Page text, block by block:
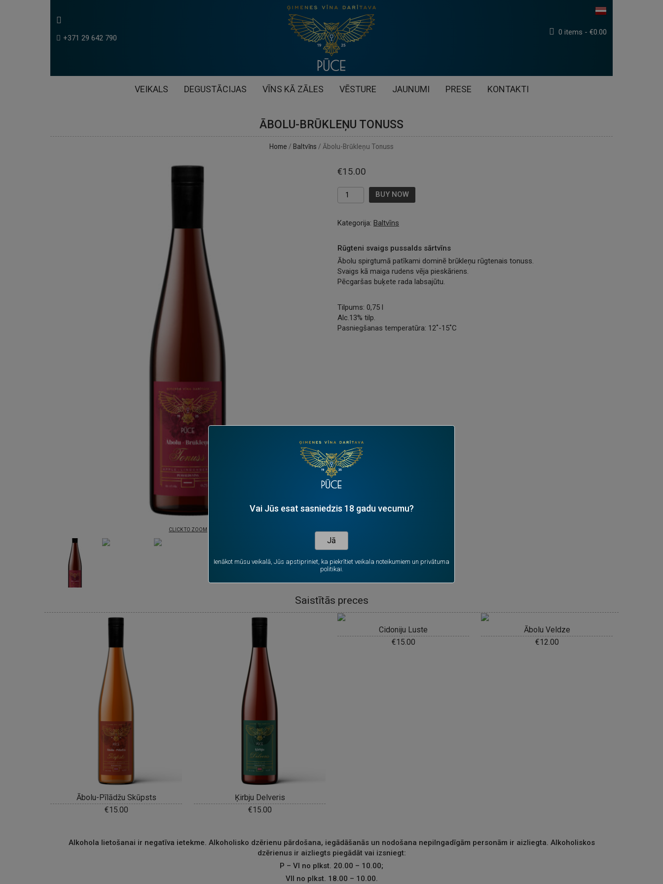
+371 29 642 790
0 items - €0.00
VEIKALS DEGUSTĀCIJAS VĪNS KĀ ZĀLES VĒSTURE JAUNUMI PRESE KONTAKTI
ĀBOLU-BRŪKLEŅU TONUSS
Home / Baltvīns / Ābolu-Brūkleņu Tonuss
CLICK TO ZOOM
€15.00
Daudzums BUY NOW
Kategorija: Baltvīns
Rūgteni svaigs pussalds sārtvīns
Ābolu spirgtumā patīkami dominē brūkleņu rūgtenais tonuss.
Svaigs kā maiga rudens vēja pieskāriens.
Pēcgaršas buķete rada labsajūtu.
Tilpums: 0,75 l
Alc.13% tilp.
Pasniegšanas temperatūra: 12˚-15˚C
Saistītās preces
Ābolu-Pīlādžu Skūpsts
€15.00
Ķirbju Delveris
€15.00
Cidoniju Luste
€15.00
Ābolu Veldze
€12.00
Alkohola lietošanai ir negatīva ietekme. Alkoholisko dzērienu pārdošana, iegādāšanās un nodošana nepilngadīgām personām ir aizliegta. Alkoholiskos
dzērienus ir aizliegts piegādāt vai izsniegt:
P – VI no plkst. 20.00 – 10.00;
VII no plkst. 18.00 – 10.00.
Vai Jūs esat sasniedzis 18 gadu vecumu?
Jā
Ienākot mūsu veikalā, Jūs apstipriniet, ka piekrītiet veikala noteikumiem un privātuma
politikai.